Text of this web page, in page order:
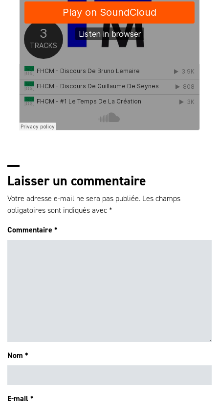
Laisser un commentaire
Votre adresse e-mail ne sera pas publiée. Les champs
obligatoires sont indiqués avec *
Commentaire *
Nom *
E-mail *